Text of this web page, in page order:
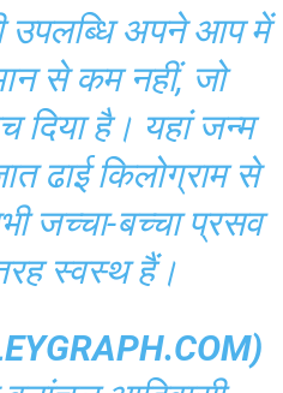
उपलब्धि अपने आप में
से कम नहीं, जो
दिया है। यहां जन्म
ढाई किलोग्राम से
जच्चा-बच्चा प्रसव
स्वस्थ हैं।